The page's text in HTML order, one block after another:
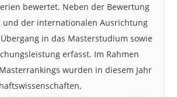
bewertet. Neben der Bewertung
und der internationalen Ausrichtung
in das Masterstudium sowie
erfasst. Im Rahmen
wurden in diesem Jahr